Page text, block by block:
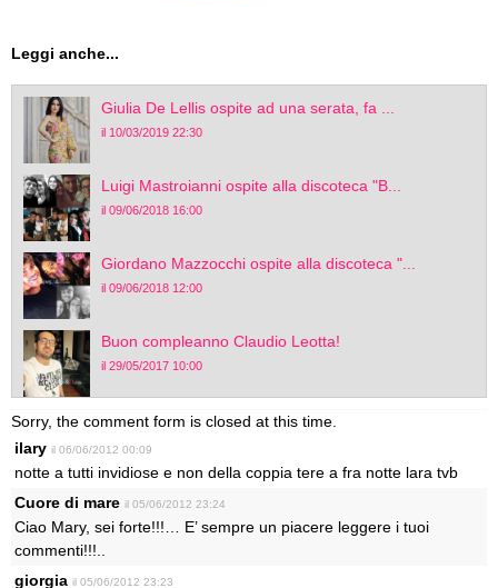
Leggi anche...
Giulia De Lellis ospite ad una serata, fa ...
il 10/03/2019 22:30
Luigi Mastroianni ospite alla discoteca "B...
il 09/06/2018 16:00
Giordano Mazzocchi ospite alla discoteca "...
il 09/06/2018 12:00
Buon compleanno Claudio Leotta!
il 29/05/2017 10:00
Sorry, the comment form is closed at this time.
ilary il 06/06/2012 00:09
notte a tutti invidiose e non della coppia tere a fra notte lara tvb
Cuore di mare il 05/06/2012 23:24
Ciao Mary, sei forte!!!… E’ sempre un piacere leggere i tuoi
commenti!!!..
giorgia il 05/06/2012 23:23